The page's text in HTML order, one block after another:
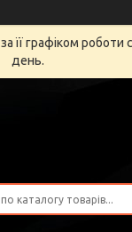
графіком
день.